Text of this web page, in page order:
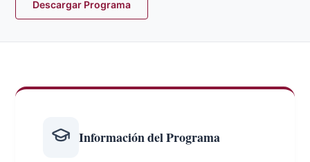
Descargar Programa
Información del Programa